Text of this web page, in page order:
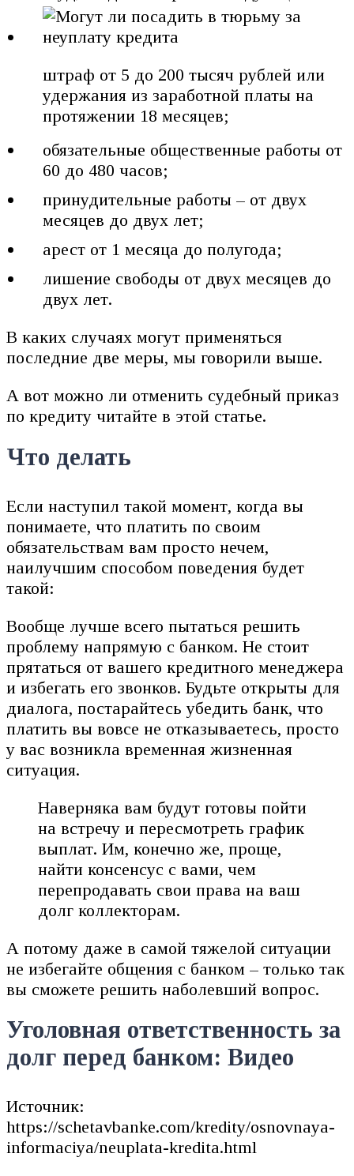
штраф от 5 до 200 тысяч рублей или
удержания из заработной платы на
протяжении 18 месяцев;
обязательные общественные работы от
60 до 480 часов;
принудительные работы – от двух
месяцев до двух лет;
арест от 1 месяца до полугода;
лишение свободы от двух месяцев до
двух лет.
В каких случаях могут применяться
последние две меры, мы говорили выше.
А вот можно ли отменить судебный приказ
по кредиту читайте в этой статье.
Что делать
Если наступил такой момент, когда вы
понимаете, что платить по своим
обязательствам вам просто нечем,
наилучшим способом поведения будет
такой:
Вообще лучше всего пытаться решить
проблему напрямую с банком. Не стоит
прятаться от вашего кредитного менеджера
и избегать его звонков. Будьте открыты для
диалога, постарайтесь убедить банк, что
платить вы вовсе не отказываетесь, просто
у вас возникла временная жизненная
ситуация.
Наверняка вам будут готовы пойти
на встречу и пересмотреть график
выплат. Им, конечно же, проще,
найти консенсус с вами, чем
перепродавать свои права на ваш
долг коллекторам.
А потому даже в самой тяжелой ситуации
не избегайте общения с банком – только так
вы сможете решить наболевший вопрос.
Уголовная ответственность за
долг перед банком: Видео
Источник:
https://schetavbanke.com/kredity/osnovnaya-
informaciya/neuplata-kredita.html